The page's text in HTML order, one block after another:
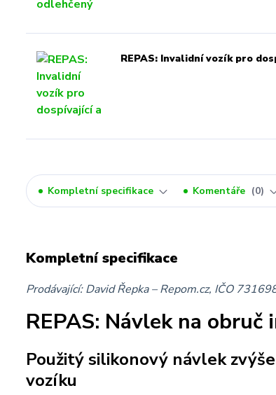
REPAS: Invalidní vozík pro
Kompletní specifikace Komentáře 0
Kompletní specifikace
Prodávající: David Řepka – Repom.cz, IČO
REPAS: Návlek na
Použitý silikonový návlek
vozíku